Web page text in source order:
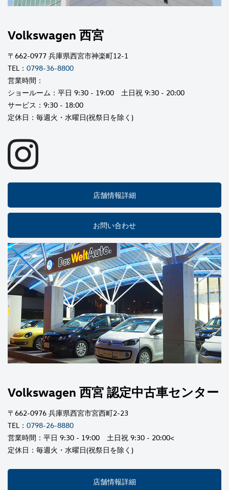
Volkswagen 西宮
〒662-0977 兵庫県西宮市神楽町12-1
TEL： 0798-36-8800
営業時間：
ショールーム：平日 9:30 - 19:00 土日祝 9:30 - 20:00
サービス：9:30 - 18:00
定休日：毎週火・水曜日(祝祭日を除く)
店舗情報詳細
お問い合わせ
Volkswagen 西宮 認定中古車センター
〒662-0976 兵庫県西宮市宮西町2-23
TEL： 0798-26-8880
営業時間：平日 9:30 - 19:00 土日祝 9:30 - 20:00<
定休日：毎週火・水曜日(祝祭日を除く)
店舗情報詳細